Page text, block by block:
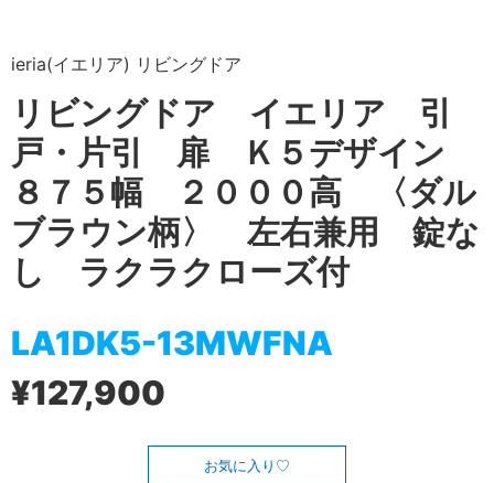
ieria(イエリア) リビングドア
リビングドア イエリア 引
戸・片引 扉 Ｋ５デザイン
８７５幅 ２０００高 〈ダル
ブラウン柄〉 左右兼用 錠な
し ラクラクローズ付
LA1DK5-13MWFNA
¥127,900
お気に入り